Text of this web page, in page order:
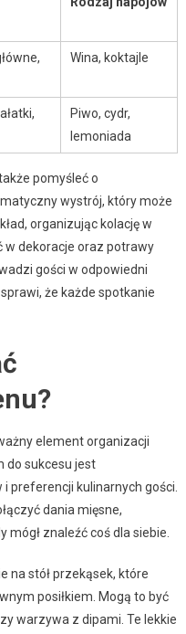
Wina, koktajle
Piwo, cydr,
lemoniada
pomyśleć o
wystrój, który może
organizując kolację w
w dekoracje oraz potrawy
gości w odpowiedni
że każde spotkanie
element organizacji
do sukcesu jest
preferencji kulinarnych gości.
dania mięsne,
znaleźć coś dla siebie.
na stół przekąsek, które
posiłkiem. Mogą to być
warzywa z dipami. Te lekkie